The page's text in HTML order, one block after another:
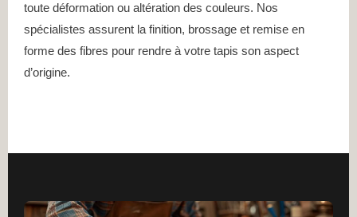
toute déformation ou altération des couleurs. Nos
spécialistes assurent la finition, brossage et remise en
forme des fibres pour rendre à votre tapis son aspect
d’origine.